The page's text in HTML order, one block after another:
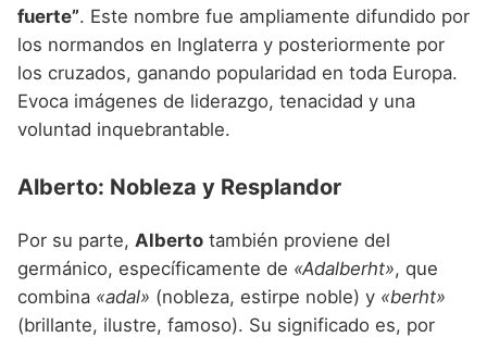
fuerte”. Este nombre fue ampliamente difundido por
los normandos en Inglaterra y posteriormente por
los cruzados, ganando popularidad en toda Europa.
Evoca imágenes de liderazgo, tenacidad y una
voluntad inquebrantable.
Alberto: Nobleza y Resplandor
Por su parte, Alberto también proviene del
germánico, específicamente de «Adalberht», que
combina «adal» (nobleza, estirpe noble) y «berht»
(brillante, ilustre, famoso). Su significado es, por